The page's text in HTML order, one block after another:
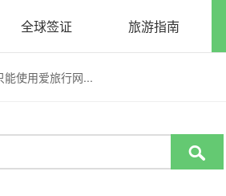
全球签证 旅游指南
使用爱旅行网...
